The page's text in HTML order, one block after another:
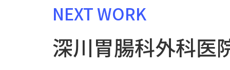
NEXT WORK
深川胃腸科外科医